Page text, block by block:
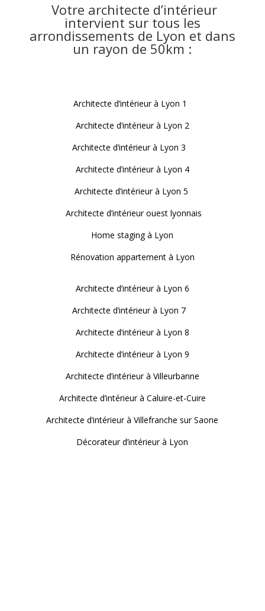
Votre architecte d’intérieur
intervient sur tous les
arrondissements de Lyon et dans
un rayon de 50km :
Architecte d’intérieur à Lyon 1
Architecte d’intérieur à Lyon 2
Architecte d’intérieur à Lyon 3
Architecte d’intérieur à Lyon 4
Architecte d’intérieur à Lyon 5
Architecte d’intérieur ouest lyonnais
Home staging à Lyon
Rénovation appartement à Lyon
Architecte d’intérieur à Lyon 6
Architecte d’intérieur à Lyon 7
Architecte d’intérieur à Lyon 8
Architecte d’intérieur à Lyon 9
Architecte d’intérieur à Villeurbanne
Architecte d’intérieur à Caluire-et-Cuire
Architecte d’intérieur à Villefranche sur Saone
Décorateur d’intérieur à Lyon